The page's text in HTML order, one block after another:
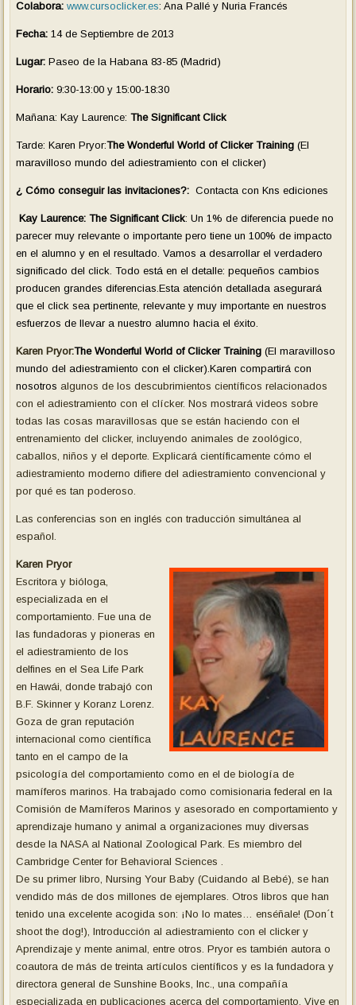
Colabora:www.cursoclicker.es:Ana Pallé y Nuria Francés
Fecha: 14 de Septiembre de 2013
Lugar: Paseo de la Habana 83-85 (Madrid)
Horario:9:30-13:00 y 15:00-18:30
Mañana: Kay Laurence:The Significant Click
Tarde: Karen Pryor:The Wonderful World of Clicker Training(El
maravilloso mundo del adiestramiento con el clicker)
¿ Cómo conseguir las invitaciones?: Contacta con Kns ediciones
Kay Laurence: The Significant Click: Un 1% de diferencia puede no
parecer muy relevante o importante pero tiene un 100% de impacto
en el alumno y en el resultado. Vamos a desarrollar el verdadero
significado del click. Todo está en el detalle: pequeños cambios
producen grandes diferencias.Esta atención detallada asegurará
queel click sea pertinente relevante y muy importante en nuestros
esfuerzos de llevar a nuestro alumno hacia el éxito.
Karen Pryor:The Wonderful World of Clicker Training(El maravilloso
mundo del adiestramiento con el clicker).Karen compartirá con
nosotros algunos de los descubrimientos científicos relacionados
con el adiestramiento con el clícker. Nos mostrará videos sobre
todas las cosas maravillosas que se están haciendo con el
entrenamiento del clicker, incluyendo animales de zoológico
caballos niños y el deporte. Explicará científicamentecómo el
adiestramiento moderno difiere del adiestramiento convencional y
por qué es tan poderoso.
Las conferencias son en inglés con traducción simultánea al
español.
Karen Pryor
Escritora y bióloga,
especializada en el
comportamiento. Fue una de
las fundadoras y pioneras en
el adiestramiento de los
delfines en el Sea Life Park
en Hawái, donde trabajó con
B.F. Skinner y Koranz Lorenz.
Goza de gran reputación
internacional como científica
tanto en el campo de la
psicología del comportamiento como en el de biología de
mamíferos marinos. Ha trabajado como comisionaria federal en la
Comisión de Mamíferos Marinos y asesorado en comportamiento y
aprendizaje humano y animal a organizaciones muy diversas
desde la NASA al National Zoological Park. Es miembro del
Cambridge Center for Behavioral Sciences .
De su primer libro, Nursing Your Baby (Cuidando al Bebé), se han
vendido más de dos millones de ejemplares. Otros libros que han
tenido una excelente acogida son: ¡No lo mates… enséñale! (Don´t
shoot the dog!), Introducción al adiestramiento con el clicker y
Aprendizaje y mente animal, entre otros. Pryor es también autora o
coautora de más de treinta artículos científicos y es la fundadora y
directora general de Sunshine Books, Inc., una compañía
especializada en publicaciones acerca del comportamiento. Vive en